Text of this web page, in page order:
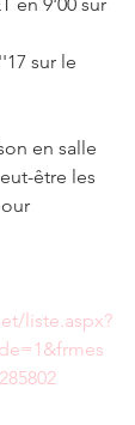
sur le
en salle
être les
liste.aspx?